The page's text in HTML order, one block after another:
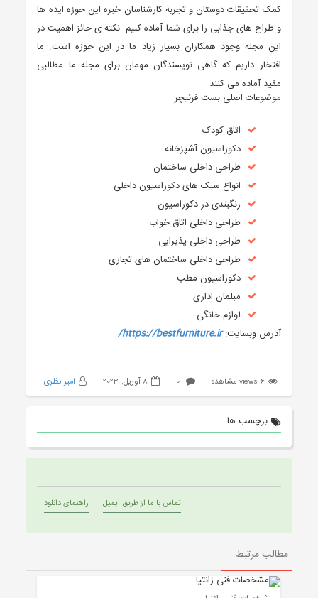
کمک تحقیقات دوستان و تجربه کارشناسان خبره این حوزه ایده ها
و طراح های جذابی را برای شما آماده کنیم. نکته ی حائز اهمیت در
این مجله وجود همکاران بسیار زیاد ما در این حوزه است. ما
افتخار داریم که گاهی نویسندگان مهمان برای مجله ما مطالبی
مفید آماده می کنند
موضوعات اصلی بست فرنیچر
اتاق کودک
دکوراسیون آشپزخانه
طراحی داخلی ساختمان
انواع سبک های دکوراسیون داخلی
رنگبندی در دکوراسیون
طراحی داخلی اتاق خواب
طراحی داخلی پذیرایی
طراحی داخلی ساختمان های تجاری
دکوراسیون مطب
مبلمان اداری
لوازم خانگی
آدرس وبسایت:https://bestfurniture.ir/
6 views مشاهده 0 8 آوریل, 2023 امیر نظری
برچسب ها
راهنمای دانلود تماس با ما از طریق ایمیل
مطالب مرتبط